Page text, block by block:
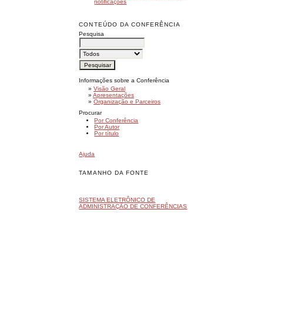
CONTEÚDO DA CONFERÊNCIA
Pesquisa
Informações sobre a Conferência
» Visão Geral
» Apresentações
» Organização e Parceiros
Procurar
Por Conferência
Por Autor
Por título
Ajuda
TAMANHO DA FONTE
SISTEMA ELETRÔNICO DE
ADMINISTRAÇÃO DE CONFERÊNCIAS